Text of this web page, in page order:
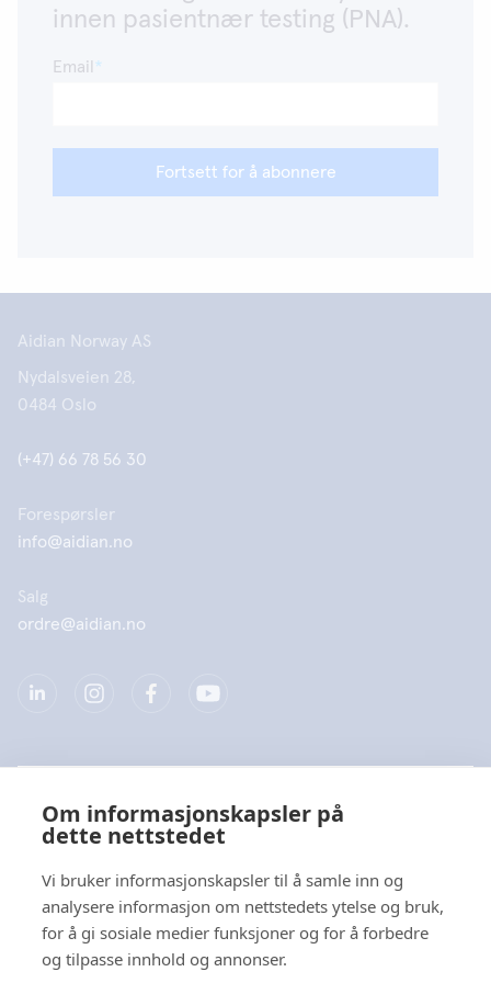
Om informasjonskapsler på
dette nettstedet
Vi bruker informasjonskapsler til å samle inn og
analysere informasjon om nettstedets ytelse og bruk,
for å gi sosiale medier funksjoner og for å forbedre
og tilpasse innhold og annonser.
innen pasientnær testing (PNA).
Email
Fortsett for å abonnere
Aidian Norway AS
Nydalsveien 28,
0484 Oslo
(+47) 66 78 56 30
Forespørsler
info@aidian.no
Salg
ordre@aidian.no
Produkter
Hurtiglenke